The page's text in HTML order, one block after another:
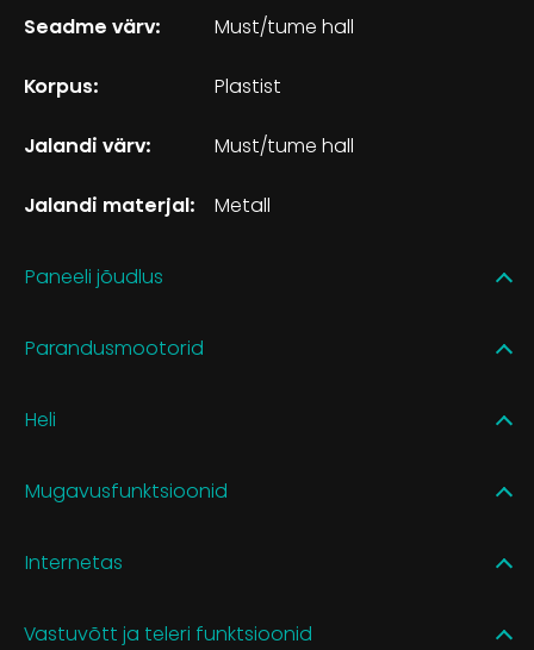
Seadme värv: Must/tume hall
Korpus: Plastist
Jalandi värv: Must/tume hall
Jalandi materjal: Metall
Paneeli jõudlus
Parandusmootorid
Heli
Mugavusfunktsioonid
Internetas
Vastuvõtt ja teleri funktsioonid